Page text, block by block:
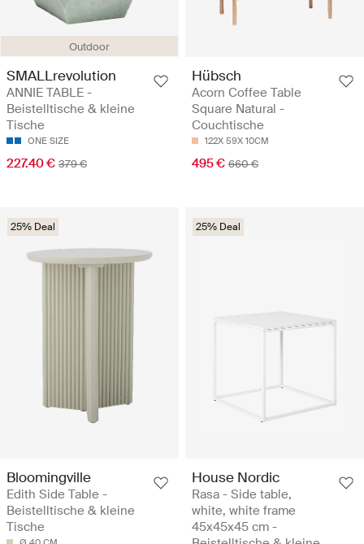
Outdoor
SMALLrevolution
ANNIE TABLE -
Beistelltische & kleine
Tische
ONE SIZE
227.40 € 379 €
Hübsch
Acorn Coffee Table
Square Natural -
Couchtische
122X 59X 10CM
495 € 660 €
25% Deal
Bloomingville
Edith Side Table -
Beistelltische & kleine
Tische
25% Deal
House Nordic
Rasa - Side table,
white, white frame
45x45x45 cm -